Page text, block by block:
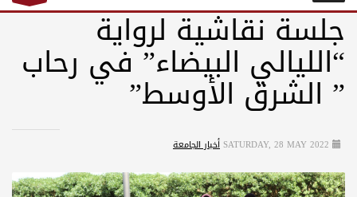
جلسة نقاشية لرواية
“الليالي البيضاء” في رحاب
” الشرق الأوسط”
SATURDAY, 28 MAY 2022 أخبار الجامعة